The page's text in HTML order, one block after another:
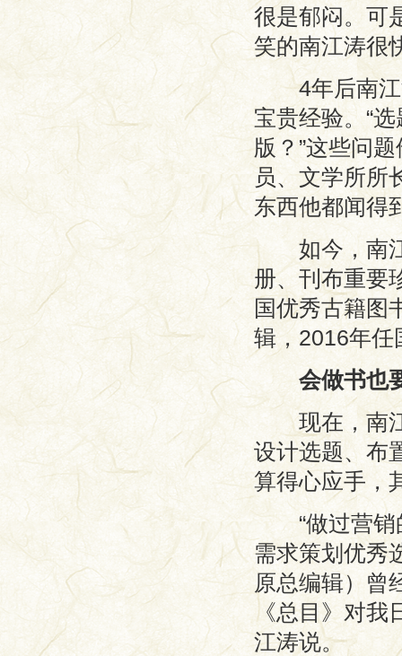
很是郁闷。可
笑的南江涛很
4年后南江
宝贵经验。“
版？”这些问
员、文学所所
东西他都闻得
如今，南江
册、刊布重要
国优秀古籍图
辑，2016年任
会做书也
现在，南江
设计选题、布
算得心应手，
“做过营销的
需求策划优秀
原总编辑）曾
《总目》对我
江涛说。